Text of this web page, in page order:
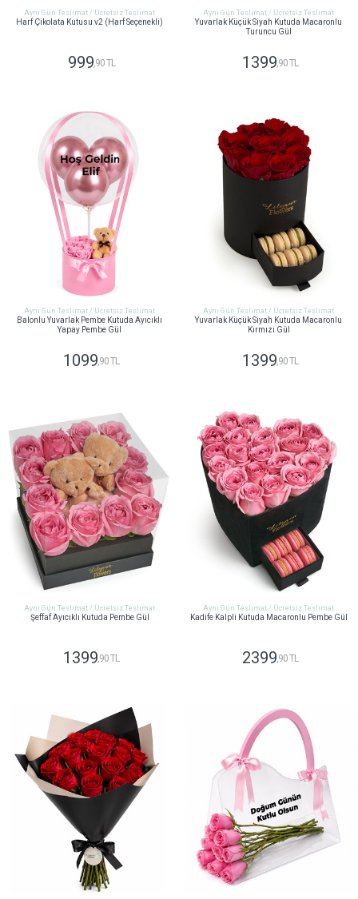
Aynı Gün Teslimat / Ücretsiz Teslimat
Harf Çikolata Kutusu v2 (Harf Seçenekli)
999,90 TL
Aynı Gün Teslimat / Ücretsiz Teslimat
Yuvarlak Küçük Siyah Kutuda Macaronlu
Turuncu Gül
1399,90 TL
Aynı Gün Teslimat / Ücretsiz Teslimat
Balonlu Yuvarlak Pembe Kutuda Ayıcıklı
Yapay Pembe Gül
1099 ,90 TL
Aynı Gün Teslimat / Ücretsiz Teslimat
Yuvarlak Küçük Siyah Kutuda Macaronlu
Kırmızı Gül
1399 ,90 TL
Aynı Gün Teslimat / Ücretsiz Teslimat
Şeffaf Ayıcıklı Kutuda Pembe Gül
1399,90 TL
Aynı Gün Teslimat / Ücretsiz Teslimat
Kadife Kalpli Kutuda Macaronlu Pembe Gül
2399,90 TL